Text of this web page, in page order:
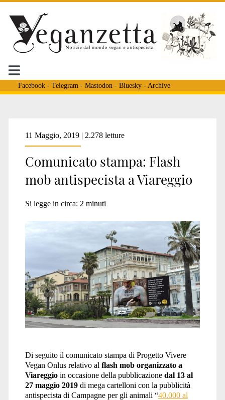
Facebook- Telegram - Mastodon - Bluesky- Archive
Tag:
<span>viareggio
antispecista</span>
11 Maggio, 2019 | 2.278 letture
Comunicato stampa: Flash
mob antispecista a Viareggio
Si legge in circa: 2 minuti
Di seguito il comunicato stampa di Progetto Vivere
Vegan Onlus relativo al flash mob organizzato a
Viareggioin occasione della pubblicazionedal 13 al
27 maggio 2019di mega cartelloni con la pubblicità
antispecista di Campagne per gli animali “40.000 al